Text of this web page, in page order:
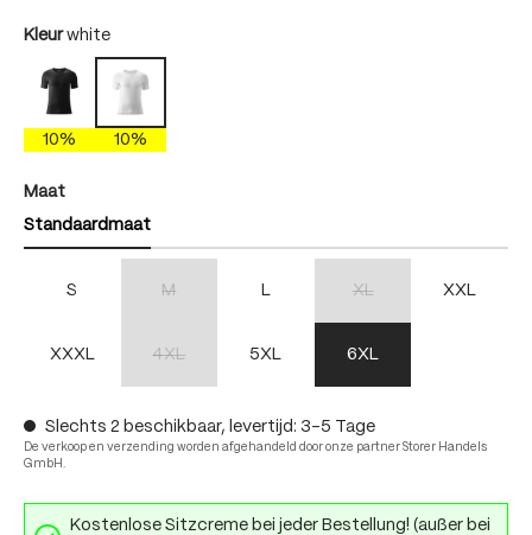
Kleurauswählen
white
black
10%
white
10%
Maatauswählen
Standaardmaat
S M L XL XXL
XXXL 4XL 5XL 6XL
Slechts 2 beschikbaar, levertijd: 3-5 Tage
De verkoop en verzending worden afgehandeld door onze partner Storer Handels
GmbH.
Kostenlose Sitzcreme bei jeder Bestellung! (außer bei